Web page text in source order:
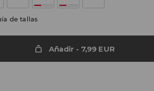
de tallas
Añadir - 7,99 EUR